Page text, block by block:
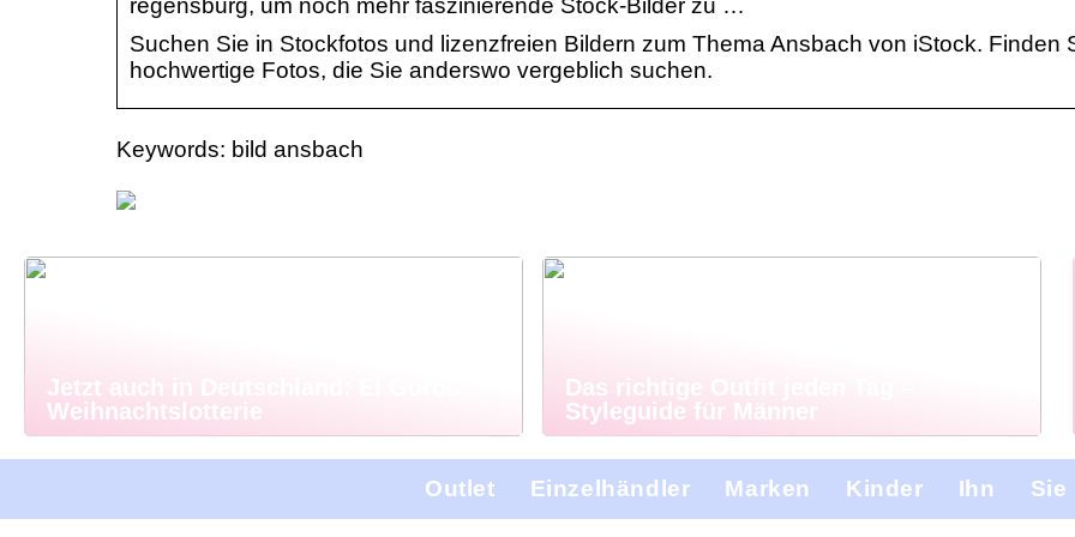
regensburg, um noch mehr faszinierende Stock-Bilder zu …
Suchen Sie in Stockfotos und lizenzfreien Bildern zum Thema Ansbach von iStock. Finden
hochwertige Fotos, die Sie anderswo vergeblich suchen.
Keywords: bild ansbach
Jetzt auch in Deutschland: El Gordo
Weihnachtslotterie
Das richtige Outfit jeden Tag –
Styleguide für Männer
Outlet Einzelhändler Marken Kinder Ihn Sie